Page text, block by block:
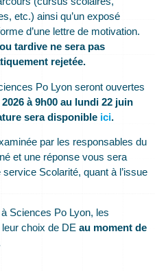
etc.) ainsi qu’un exposé
d’une lettre de motivation.
tardive ne sera pas
rejetée.
Po Lyon seront ouvertes
à 9h00 au lundi 22 juin
sera disponible ici.
par les responsables du
et une réponse vous sera
Scolarité, quant à l’issue
à Sciences Po Lyon, les
choix de DE au moment de